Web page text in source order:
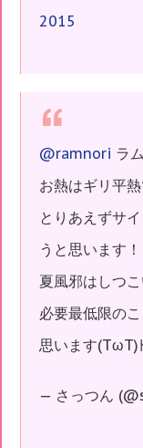
2015
@ramnori ラ
お熱はギリ平
とりあえずサ
うと思います！
夏風邪はしつ
必要最低限の
思います(TωT)
— さっつん